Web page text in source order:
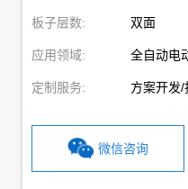
板子层数: 双面
应用领域: 全自动电
定制服务: 方案开发
微信咨询